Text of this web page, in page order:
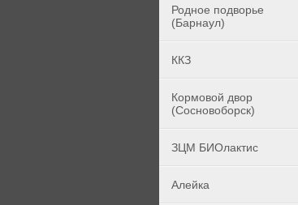
Родное подворье
(Барнаул)
ККЗ
Кормовой двор
(Сосновоборск)
ЗЦМ БИОлактис
Алейка